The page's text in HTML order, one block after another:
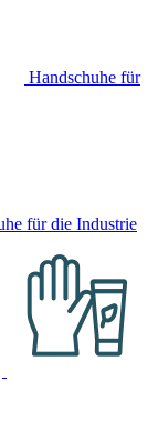
Handschuhe für
für die Industrie